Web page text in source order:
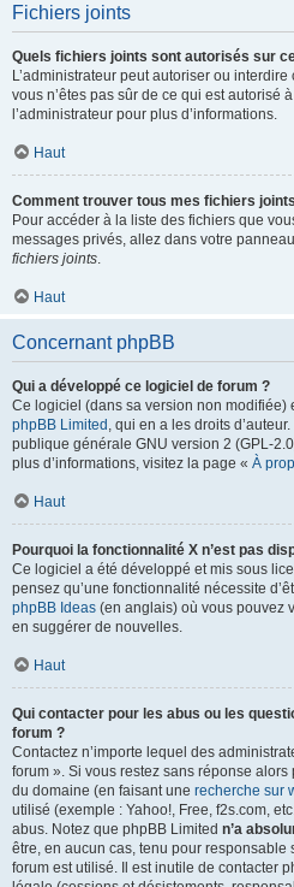
Fichiers joints
Quels fichiers joints sont autorisés sur
L’administrateur peut autoriser ou
vous n’êtes pas sûr de ce qui est autorisé
l’administrateur pour plus d’informations.
Haut
Comment trouver tous mes fichiers
Pour accéder à la liste des fichiers que
messages privés, allez dans votre
fichiers joints.
Haut
Concernant phpBB
Qui a développé ce logiciel de forum ?
Ce logiciel (dans sa version non modifiée)
phpBB Limited , qui en a les droits
publique générale GNU version 2 (GPL-
plus d’informations, visitez la page « À
Haut
Pourquoi la fonctionnalité X n’est pas
Ce logiciel a été développé et mis sous
pensez qu’une fonctionnalité nécessite
phpBB Ideas (en anglais) où vous pouvez
en suggérer de nouvelles.
Haut
Qui contacter pour les abus ou les
forum ?
Contactez n’importe lequel des
forum ». Si vous restez sans réponse
du domaine (en faisant une recherche sur
utilisé (exemple : Yahoo!, Free, f2s.com,
abus. Notez que phpBB Limited n’a
être, en aucun cas, tenu pour responsable
forum est utilisé. Il est inutile de contacter